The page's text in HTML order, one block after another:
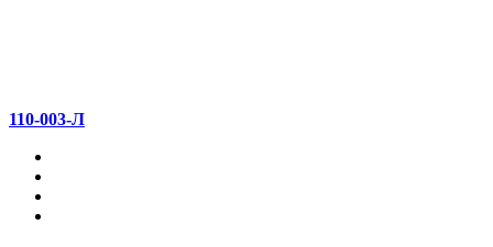
110-003-Л